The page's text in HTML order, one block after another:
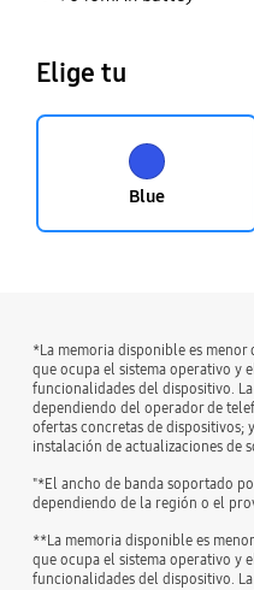
Elige tu
Blue
*La memoria disponible es
que ocupa el sistema operativo y
funcionalidades del dispositivo.
dependiendo del operador de
ofertas concretas de dispositivos;
instalación de actualizaciones de
"*El ancho de banda soportado
dependiendo de la región o el
**La memoria disponible es
que ocupa el sistema operativo y
funcionalidades del dispositivo.